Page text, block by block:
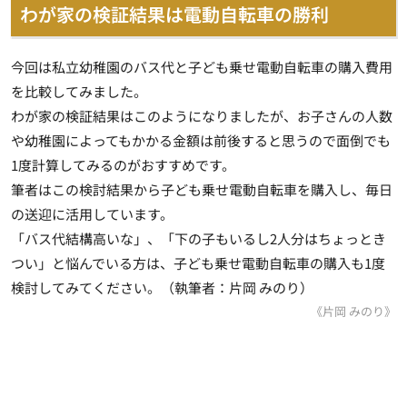
わが家の検証結果は電動自転車の勝利
今回は私立幼稚園のバス代と子ども乗せ電動自転車の購入費用
を比較してみました。
わが家の検証結果はこのようになりましたが、お子さんの人数
や幼稚園によってもかかる金額は前後すると思うので面倒でも
1度計算してみるのがおすすめです。
筆者はこの検討結果から子ども乗せ電動自転車を購入し、毎日
の送迎に活用しています。
「バス代結構高いな」、「下の子もいるし2人分はちょっとき
つい」と悩んでいる方は、子ども乗せ電動自転車の購入も1度
検討してみてください。（執筆者：片岡 みのり）
《片岡 みのり》